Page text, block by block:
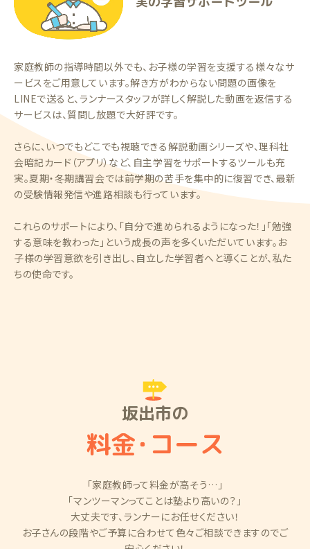
家庭教師の指導時間以外でも、お子様の学習を支援する様々なサ
ービスをご用意しています。解き方がわからない問題の画像を
LINEで送ると、ランナースタッフが詳しく解説した動画を返信する
サービスは、質問し放題で大好評です。
さらに、いつでもどこでも視聴できる解説動画シリーズや、理科社
会暗記カード（アプリ）など、自主学習をサポートするツールも充
実。夏期・冬期講習会では前学期の苦手を集中的に復習でき、最新
の受験情報発信や進路相談も行っています。
これらのサポートにより、「自分で進められるようになった！」「勉強
する意味を教わった」という成長の声を多くいただいています。お
子様の学習意欲を引き出し、自立した学習者へと導くことが、私た
ちの使命です。
坂出市の
料金・コース
「家庭教師って料金が高そう…」
「マンツーマンってことは塾より高いの？」
大丈夫です、ランナーにお任せください！
お子さんの段階やご予算に合わせて色々ご相談できますのでご